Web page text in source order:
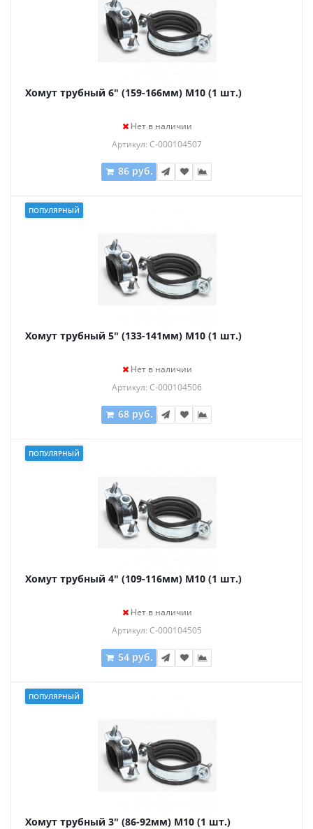
Хомут трубный 6" (159-166мм) М10 (1 шт.)
Нет в наличии
Артикул: С-000104507
86 руб.
ПОПУЛЯРНЫЙ
Хомут трубный 5" (133-141мм) М10 (1 шт.)
Нет в наличии
Артикул: С-000104506
68 руб.
ПОПУЛЯРНЫЙ
Хомут трубный 4" (109-116мм) М10 (1 шт.)
Нет в наличии
Артикул: С-000104505
54 руб.
ПОПУЛЯРНЫЙ
Хомут трубный 3" (86-92мм) М10 (1 шт.)